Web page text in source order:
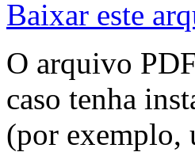
Baixar este
O arquivo
caso tenha
(por exemplo,